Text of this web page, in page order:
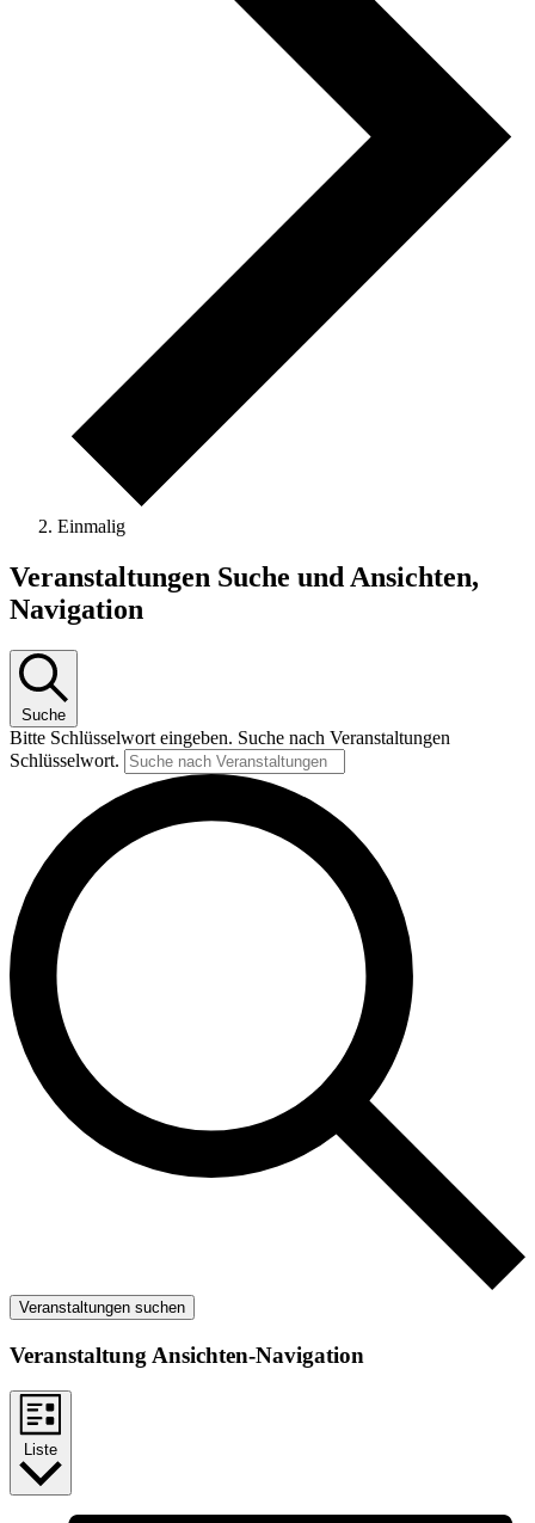
Einmalig
Veranstaltungen
Veranstaltungen Suche und Ansichten,
Navigation
Suche
Bitte Schlüsselwort eingeben. Suche nach Veranstaltungen
Schlüsselwort.
Veranstaltungen suchen
Veranstaltung Ansichten-Navigation
Liste